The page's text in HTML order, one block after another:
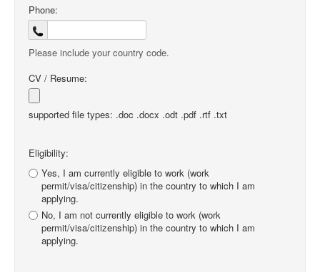
Phone:
Please include your country code.
CV / Resume:
supported file types: .doc .docx .odt .pdf .rtf .txt
Eligibility:
Yes, I am currently eligible to work (work
permit/visa/citizenship) in the country to which I am
applying.
No, I am not currently eligible to work (work
permit/visa/citizenship) in the country to which I am
applying.